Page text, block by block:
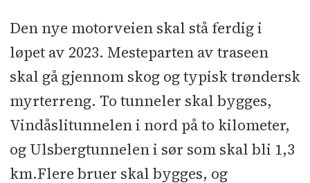
Den nye motorveien skal stå ferdig i
løpet av 2023. Mesteparten av traseen
skal gå gjennom skog og typisk trøndersk
myrterreng. To tunneler skal bygges,
Vindåslitunnelen i nord på to kilometer,
og Ulsbergtunnelen i sør som skal bli 1,3
km.Flere bruer skal bygges, og